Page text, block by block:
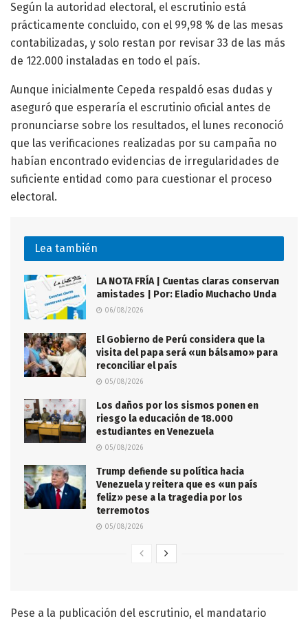
Según la autoridad electoral, el escrutinio está
prácticamente concluido, con el 99,98 % de las mesas
contabilizadas, y solo restan por revisar 33 de las más
de 122.000 instaladas en todo el país.
Aunque inicialmente Cepeda respaldó esas dudas y
aseguró que esperaría el escrutinio oficial antes de
pronunciarse sobre los resultados, el lunes reconoció
que las verificaciones realizadas por su campaña no
habían encontrado evidencias de irregularidades de
suficiente entidad como para cuestionar el proceso
electoral.
Lea también
LA NOTA FRÍA | Cuentas claras conservan
amistades | Por: Eladio Muchacho Unda
06/08/2026
El Gobierno de Perú considera que la
visita del papa será «un bálsamo» para
reconciliar el país
05/08/2026
Los daños por los sismos ponen en
riesgo la educación de 18.000
estudiantes en Venezuela
05/08/2026
Trump defiende su política hacia
Venezuela y reitera que es «un país
feliz» pese a la tragedia por los
terremotos
05/08/2026
Pese a la publicación del escrutinio, el mandatario